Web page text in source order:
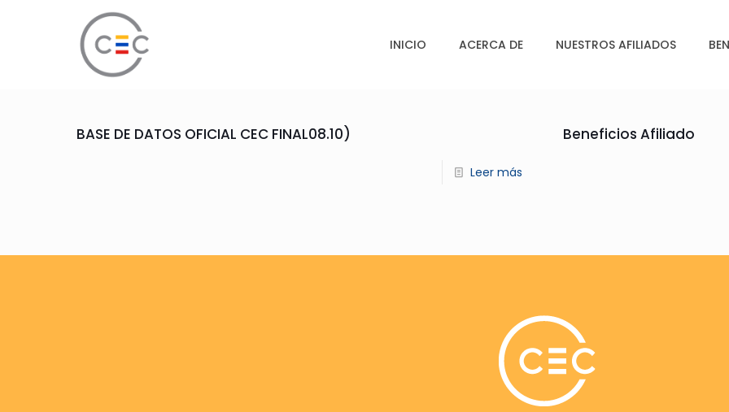
INICIO ACERCA DE NUESTROS AFILIADOS
BASE DE DATOS OFICIAL CEC FINAL08.10)
Leer más
Beneficios Afiliado